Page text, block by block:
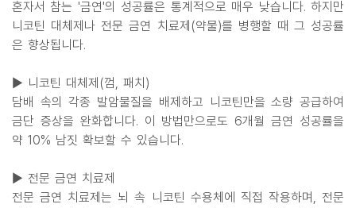
혼자서 참는 '금연'의 성공률은 통계적으로 매우 낮습니다. 하지만
니코틴 대체제나 전문 금연 치료제(약물)를 병행할 때 그 성공률
은 향상됩니다.
▶ 니코틴 대체제(껌, 패치)
담배 속의 각종 발암물질을 배제하고 니코틴만을 소량 공급하여
금단 증상을 완화합니다. 이 방법만으로도 6개월 금연 성공률을
약 10% 남짓 확보할 수 있습니다.
▶ 전문 금연 치료제
전문 금연 치료제는 뇌 속 니코틴 수용체에 직접 작용하며, 전문